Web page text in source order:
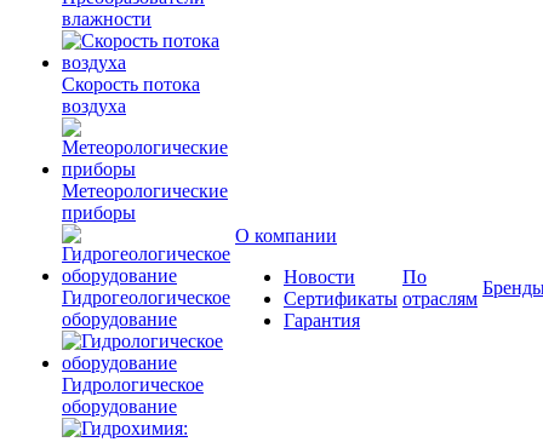
влажности
Скорость потока
воздуха
Метеорологические
приборы
Гидрогеологическое
оборудование
Гидрологическое
оборудование
О компании
Новости
Сертификаты
Гарантия
По
отраслям